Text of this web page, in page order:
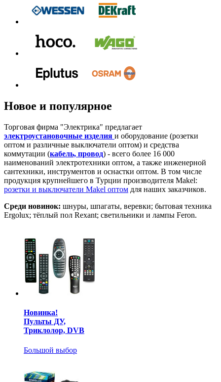
Новое и популярное
Торговая фирма "Электрика" предлагает
электроустановочные изделия и оборудование (розетки
оптом и различные выключатели оптом) и средства
коммутации (кабель, провод) - всего более 16 000
наименований электротехники оптом, а также инженерной
сантехники, инструментов и оснастки оптом. В том числе
продукция крупнейшего в Турции производителя Makel:
розетки и выключатели Makel оптом для наших заказчиков.
Среди новинок: шнуры, шпагаты, веревки; бытовая техника
Ergolux; тёплый пол Rexant; светильники и лампы Feron.
Новинка!
Пульты ДУ,
Триклолор, DVB
Большой выбор